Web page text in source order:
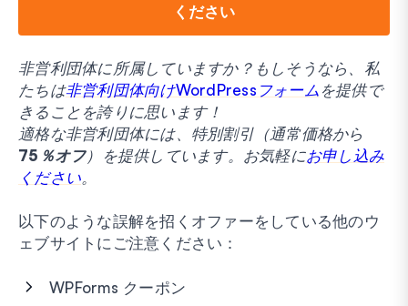
ください
非営利団体に所属していますか？もしそうなら、私
たちは非営利団体向けWordPressフォームを提供で
きることを誇りに思います！
適格な非営利団体には、特別割引（通常価格から
75％オフ）を提供しています。お気軽にお申し込み
ください。
以下のような誤解を招くオファーをしている他のウ
ェブサイトにご注意ください：
WPForms クーポン